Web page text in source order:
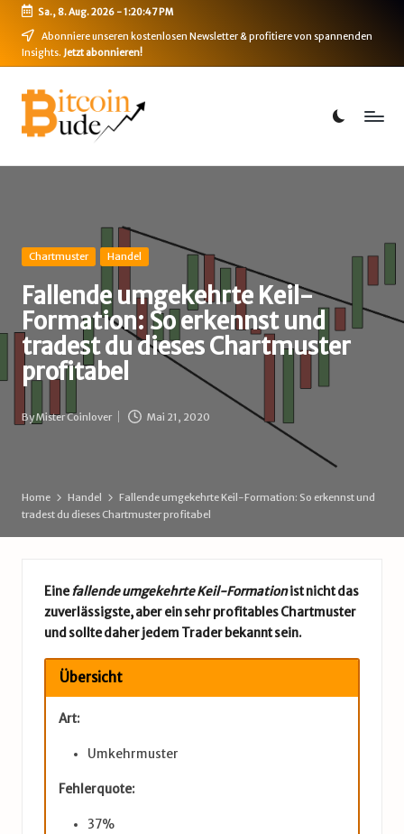
Skip
Sa., 8. Aug. 2026-1:20:48 PM
Abonniere unseren kostenlosen Newsletter & profitiere von spannenden
Insights. Jetzt abonnieren!
B
i
t
i
n
-
B
u
d
Bitcoin,
Ethereum,
DeFi
Posted
Chartmuster Handel
Fallende umgekehrte Keil-
Formation: So erkennst und
tradest du dieses Chartmuster
profitabel
Posted
ByMister Coinlover Mai 21, 2020
Home Handel
Fallende umgekehrte Keil-Formation: So erkennst und
tradest du dieses Chartmuster profitabel
Einefallende umgekehrte Keil-Formationist nicht das
zuverlässigste, aber ein sehr profitables Chartmuster
und sollte daher jedem Trader bekannt sein.
Übersicht
Art:
Umkehrmuster
Fehlerquote:
37%